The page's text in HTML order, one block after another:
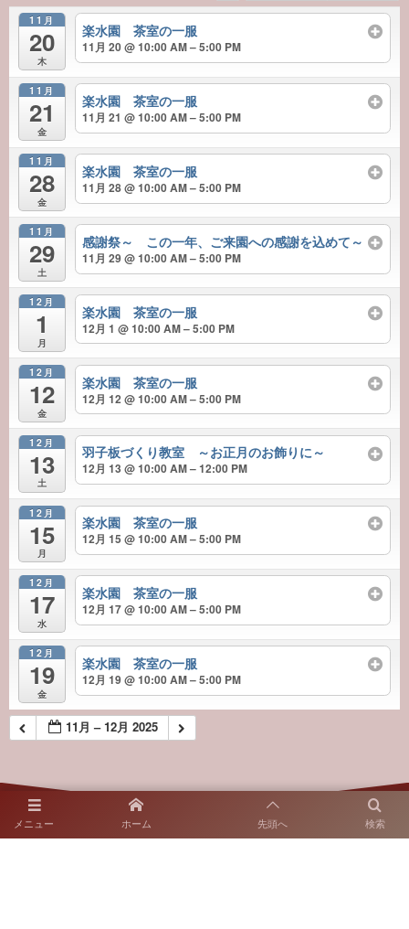
11月
20
木
楽水園 茶室の一服
11月 20 @ 10:00 AM – 5:00 PM
11月
21
金
楽水園 茶室の一服
11月 21 @ 10:00 AM – 5:00 PM
11月
28
金
楽水園 茶室の一服
11月 28 @ 10:00 AM – 5:00 PM
11月
29
土
感謝祭～ この一年、ご来園への感謝を込めて～
11月 29 @ 10:00 AM – 5:00 PM
12月
1
月
楽水園 茶室の一服
12月 1 @ 10:00 AM – 5:00 PM
12月
12
金
楽水園 茶室の一服
12月 12 @ 10:00 AM – 5:00 PM
12月
13
土
羽子板づくり教室 ～お正月のお飾りに～
12月 13 @ 10:00 AM – 12:00 PM
12月
15
月
楽水園 茶室の一服
12月 15 @ 10:00 AM – 5:00 PM
12月
17
水
楽水園 茶室の一服
12月 17 @ 10:00 AM – 5:00 PM
12月
19
金
楽水園 茶室の一服
12月 19 @ 10:00 AM – 5:00 PM
11月 – 12月 2025
メニュー 検索
ホーム 先頭へ